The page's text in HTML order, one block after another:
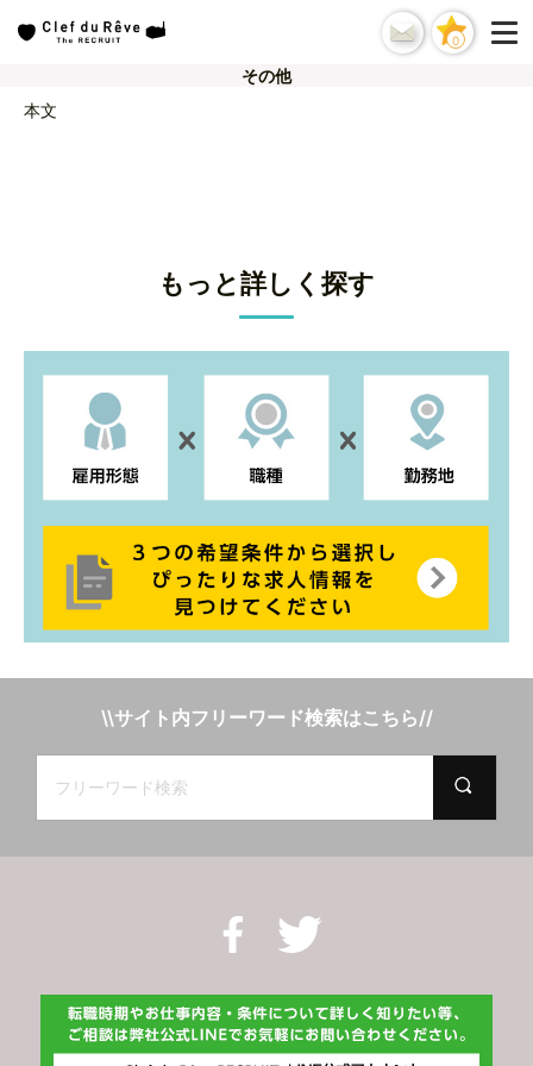
0
その他
本文
もっと詳しく探す
\\サイト内フリーワード検索はこちら//